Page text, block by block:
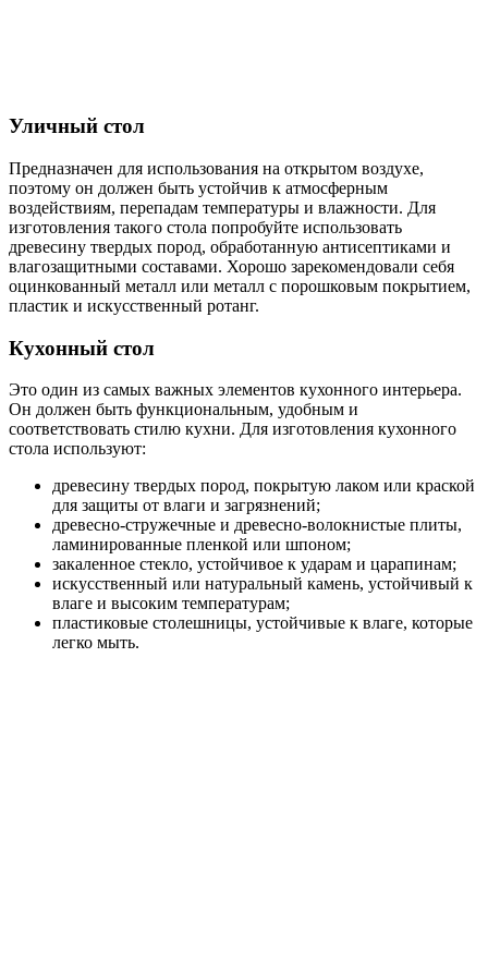
Уличный стол
Предназначен для использования на открытом воздухе,
поэтому он должен быть устойчив к атмосферным
воздействиям, перепадам температуры и влажности. Для
изготовления такого стола попробуйте использовать
древесину твердых пород, обработанную антисептиками и
влагозащитными составами. Хорошо зарекомендовали себя
оцинкованный металл или металл с порошковым покрытием,
пластик и искусственный ротанг.
Кухонный стол
Это один из самых важных элементов кухонного интерьера.
Он должен быть функциональным, удобным и
соответствовать стилю кухни. Для изготовления кухонного
стола используют:
древесину твердых пород, покрытую лаком или краской
для защиты от влаги и загрязнений;
древесно-стружечные и древесно-волокнистые плиты,
ламинированные пленкой или шпоном;
закаленное стекло, устойчивое к ударам и царапинам;
искусственный или натуральный камень, устойчивый к
влаге и высоким температурам;
пластиковые столешницы, устойчивые к влаге, которые
легко мыть.